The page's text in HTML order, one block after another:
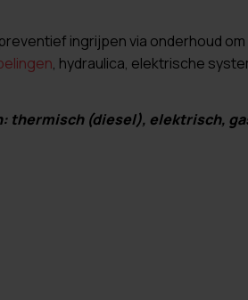
ingrijpen via onderhoud
, hydraulica, elektrische
thermisch (diesel), elektrisch,